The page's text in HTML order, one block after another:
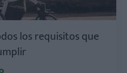
los requisitos que